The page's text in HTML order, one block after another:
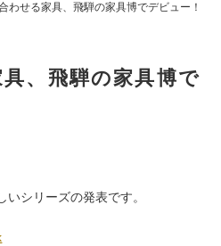
わせる家具、飛騨の家具博でデビュー！
、飛騨の家具博で
シリーズの発表です。